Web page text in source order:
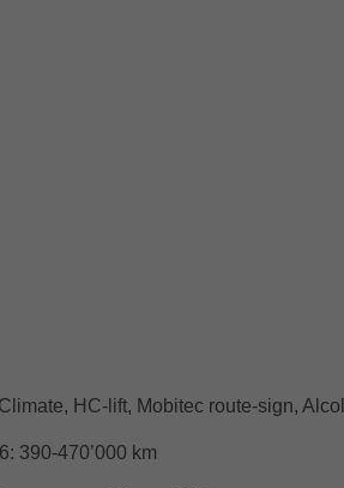
HC-lift, Mobitec route-sign,
390-470’000 km